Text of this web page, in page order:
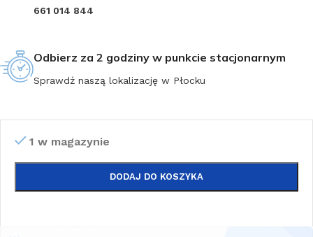
661 014 844
Odbierz za 2 godziny w punkcie stacjonarnym
Sprawdź naszą lokalizację w Płocku
1 w magazynie
DODAJ DO KOSZYKA